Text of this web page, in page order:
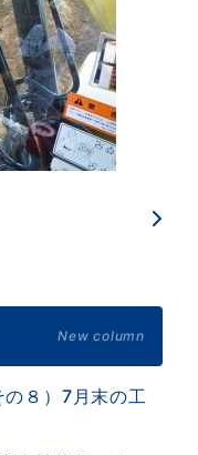
New column
８）7月末の工